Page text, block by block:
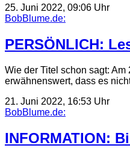
25. Juni 2022, 09:06 Uhr
BobBlume.de:
PERSÖNLICH:
Wie der Titel schon sagt:
erwähnenswert, dass es
21. Juni 2022, 16:53 Uhr
BobBlume.de:
INFORMATION: